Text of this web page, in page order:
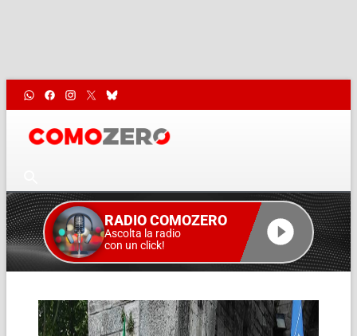
RADIO COMOZERO
Ascolta la radio
con un click!